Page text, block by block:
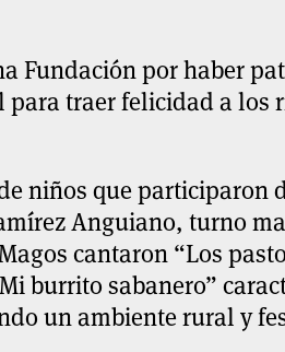
Fundación por haber
traer felicidad a los
niños que participaron
Anguiano, turno
cantaron “Los
burrito sabanero”
un ambiente rural y